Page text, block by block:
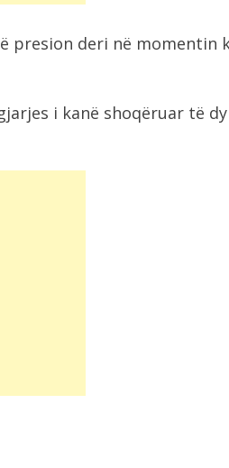
presion deri në momentin
i kanë shoqëruar të dy